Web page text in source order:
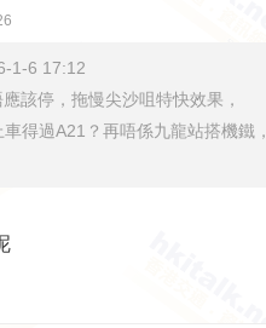
1-6 17:12
該停，拖慢尖沙咀特快效果，
得過A21？再唔係九龍站搭機鐵，